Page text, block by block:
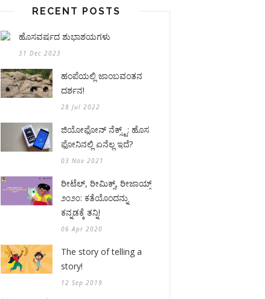
RECENT POSTS
ಹೊಸವರ್ಷದ ಶುಭಾಶಯಗಳು
31 Dec 2023
ಹಂಪೆಯಲ್ಲಿ ಜಾಂಬವಂತನ
ದರ್ಶನ!
28 Jul 2022
ಜಿಯೋಫೋನ್ ನೆಕ್ಸ್ಟ್: ಹೊಸ
ಫೋನಿನಲ್ಲಿ ಏನೆಲ್ಲ ಇದೆ?
03 Nov 2021
ರೀಟೆಲ್, ರೀಮಿಕ್ಸ್, ರೀಜಾಯ್ಸ್
೨೦೨೦: ಕತೆಯೊಂದನ್ನು
ಕನ್ನಡಕ್ಕೆ ತನ್ನಿ!
06 Apr 2020
The story of telling a
story!
12 Sep 2019